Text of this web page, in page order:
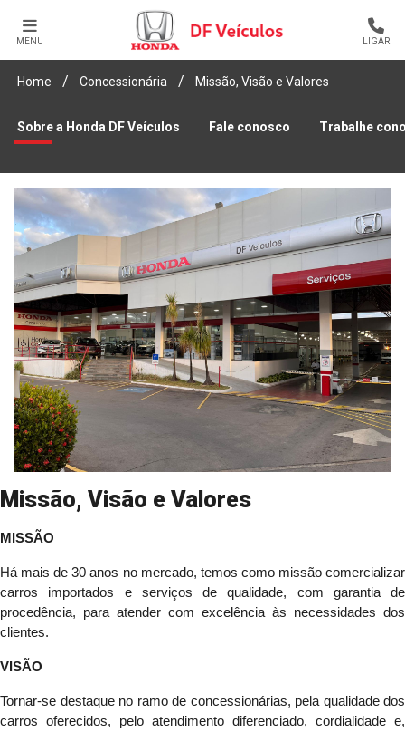
MENU LIGAR
Home Concessionária Missão, Visão e Valores
Fale conosco
Sobre a Honda DF Veículos Trabalhe
Missão, Visão e Valores
MISSÃO
Há mais de 30 anos no mercado, temos como missão comercializar
carros importados e serviços de qualidade, com garantia de
procedência, para atender com excelência às necessidades dos
clientes.
VISÃO
Tornar-se destaque no ramo de concessionárias, pela qualidade dos
carros oferecidos, pelo atendimento diferenciado, cordialidade e,